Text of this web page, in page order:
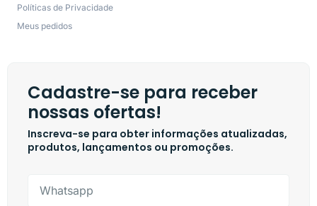
Políticas de Privacidade
Meus pedidos
Cadastre-se para receber
nossas ofertas!
Inscreva-se para obter informações atualizadas,
produtos, lançamentos ou promoções.